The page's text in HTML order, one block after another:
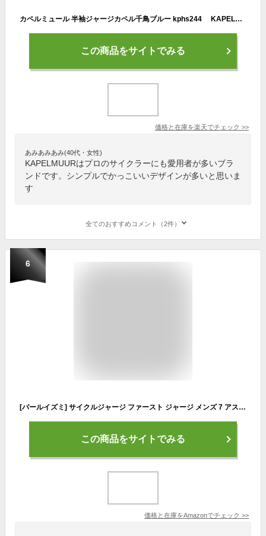
カペルミュール 半袖ジャージカペル千鳥ブルー kphs244 KAPELMUUR 最強配送 即納 土日祝も出荷
この商品をサイトでみる
価格と在庫を楽天でチェック >>
あみあみあみ(40代・女性)
KAPELMUURはプロのサイクラーにも愛用者が多いブラ
ンドです。シンプルでかっこいいデザインが多いと思いま
す
全てのおすすめコメント（2件）
6
[パールイズミ] サイクルジャージ ファースト ジャージ メンズ 7 アスファルト XL
この商品をサイトでみる
価格と在庫をAmazonでチェック >>